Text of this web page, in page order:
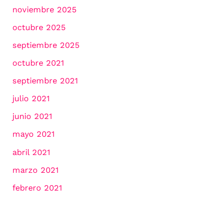
noviembre 2025
octubre 2025
septiembre 2025
octubre 2021
septiembre 2021
julio 2021
junio 2021
mayo 2021
abril 2021
marzo 2021
febrero 2021